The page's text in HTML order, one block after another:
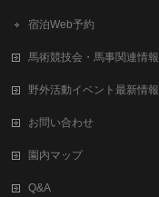
宿泊Web予約
馬術競技会・馬事関連情報
野外活動イベント最新情報
お問い合わせ
園内マップ
Q&A